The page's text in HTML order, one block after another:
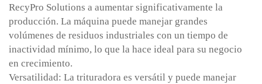
RecyPro Solutions a aumentar significativamente la
producción. La máquina puede manejar grandes
volúmenes de residuos industriales con un tiempo de
inactividad mínimo, lo que la hace ideal para su negocio
en crecimiento.
Versatilidad: La trituradora es versátil y puede manejar